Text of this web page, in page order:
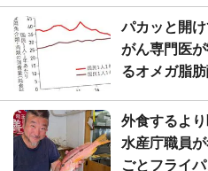
パカッと開
がん専門医
るオメガ脂肪
外食するよ
水産庁職員
ごとフライ